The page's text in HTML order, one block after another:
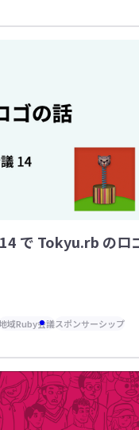
で Tokyu.rb のロ
域Ruby会議スポンサーシップ